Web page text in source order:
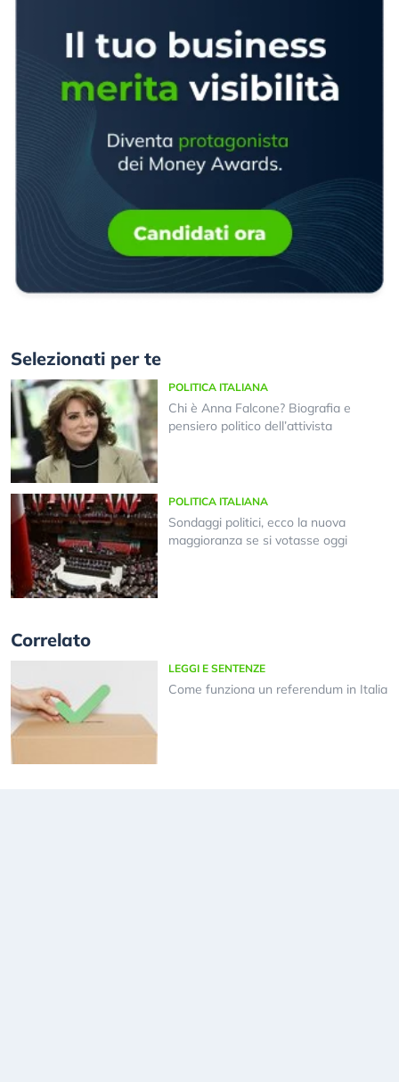
Selezionati per te
POLITICA ITALIANA
Chi è Anna Falcone? Biografia e
pensiero politico dell’attivista
POLITICA ITALIANA
Sondaggi politici, ecco la nuova
maggioranza se si votasse oggi
Correlato
LEGGI E SENTENZE
Come funziona un referendum in Italia